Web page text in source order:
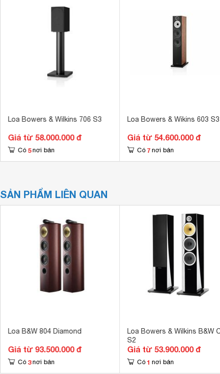
Loa Bowers & Wilkins 706 S3
Giá từ 58.000.000 đ
Có 5 nơi bán
Loa Bowers & Wikins 603 S3
Giá từ 54.600.000 đ
Có 7 nơi bán
SẢN PHẨM LIÊN QUAN
Loa B&W 804 Diamond
Giá từ 93.500.000 đ
Có 3 nơi bán
Loa Bowers & Wilkins B&W
S2
Giá từ 53.900.000 đ
Có 1 nơi bán